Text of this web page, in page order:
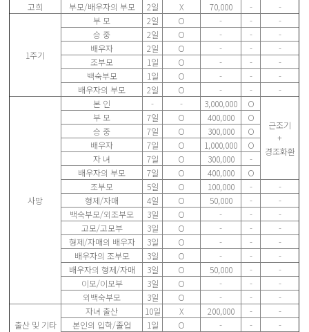
고희
부모/배우자의 부모 2일 Χ 70,000 - -
1주기
부 모 2일 Ο - -
-
승 중
2일 Ο - -
-
배우자
2일 Ο - -
-
조부모
1일 Ο - -
-
백숙부모
1일 Ο - -
-
배우자의 부모
2일 Ο - - -
사망
본 인 - - 3,000,000
Ο
근조기
+
경조화환
부 모 7일 Ο 400,000
Ο
승 중
7일 Ο 300,000
Ο
배우자
7일 Ο 1,000,000
Ο
자 녀
7일 Ο 300,000
-
배우자의 부모
7일 Ο 400,000
Ο
조부모
5일 Ο 100,000 -
-
형제/자매
4일 Ο 50,000 -
-
백숙부모/외조부모
3일 Ο - -
-
고모/고모부
3일 Ο - -
-
형제/자매의 배우자
3일 Ο - -
-
배우자의 조부모
3일 Ο - -
-
배우자의 형제/자매
3일 Ο 50,000 -
-
이모/이모부
3일 Ο - -
-
외백숙부모
3일 Ο - - -
출산 및 기타
자녀 출산 10일 X 200,000 -
-
본인의 입학/졸업
1일 Ο - -
-